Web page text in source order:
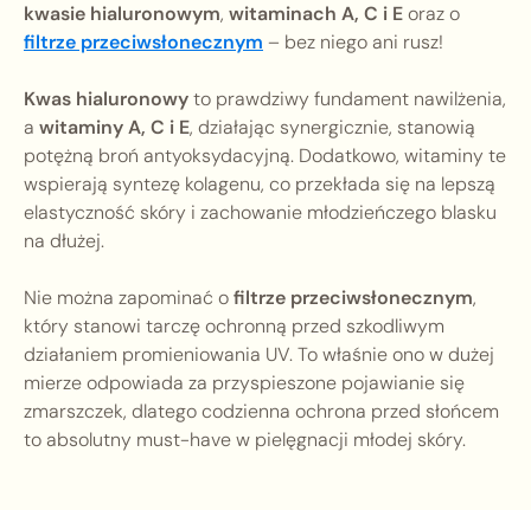
kwasie hialuronowym, witaminach A, C i Eoraz o
filtrze przeciwsłonecznym – bez niego ani rusz!
Kwas hialuronowyto prawdziwy fundament nawilżenia,
a witaminy A, C i E, działając synergicznie, stanowią
potężną broń antyoksydacyjną. Dodatkowo, witaminy te
wspierają syntezę kolagenu, co przekłada się na lepszą
elastyczność skóry i zachowanie młodzieńczego blasku
na dłużej.
Nie można zapominać ofiltrze przeciwsłonecznym,
który stanowi tarczę ochronną przed szkodliwym
działaniem promieniowania UV. To właśnie ono w dużej
mierze odpowiada za przyspieszone pojawianie się
zmarszczek, dlatego codzienna ochrona przed słońcem
to absolutny must-have w pielęgnacji młodej skóry.